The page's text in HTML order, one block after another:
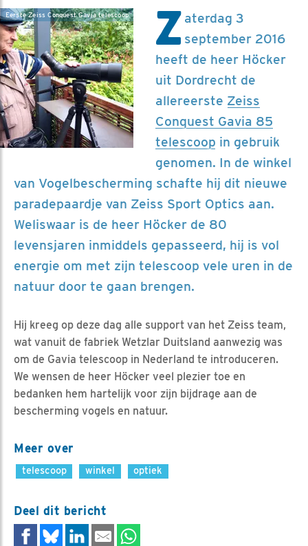
Eerste Zeiss Conquest Gavia telescoop Z aterdag 3
september 2016
heeft de heer Höcker
uit Dordrecht de
allereerste Zeiss
Conquest Gavia 85
telescoop in gebruik
genomen. In de winkel
van Vogelbescherming schafte hij dit nieuwe
paradepaardje van Zeiss Sport Optics aan.
Weliswaar is de heer Höcker de 80
levensjaren inmiddels gepasseerd, hij is vol
energie om met zijn telescoop vele uren in de
natuur door te gaan brengen.
Hij kreeg op deze dag alle support van het Zeiss team,
wat vanuit de fabriek Wetzlar Duitsland aanwezig was
om de Gavia telescoop in Nederland te introduceren.
We wensen de heer Höcker veel plezier toe en
bedanken hem hartelijk voor zijn bijdrage aan de
bescherming vogels en natuur.
Meer over
telescoop winkel optiek
Deel dit bericht